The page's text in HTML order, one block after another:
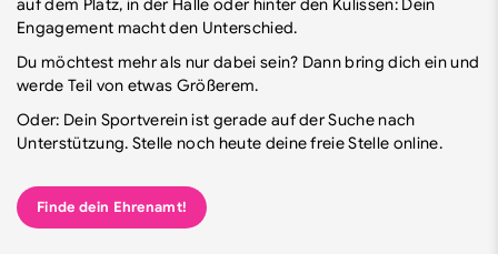
auf dem Platz, in der Halle oder hinter den Kulissen: Dein
Engagement macht den Unterschied.
Du möchtest mehr als nur dabei sein? Dann bring dich ein und
werde Teil von etwas Größerem.
Oder: Dein Sportverein ist gerade auf der Suche nach
Unterstützung. Stelle noch heute deine freie Stelle online.
Finde dein Ehrenamt!